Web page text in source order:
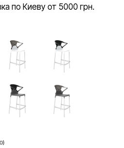
по Киеву от 5000 грн.